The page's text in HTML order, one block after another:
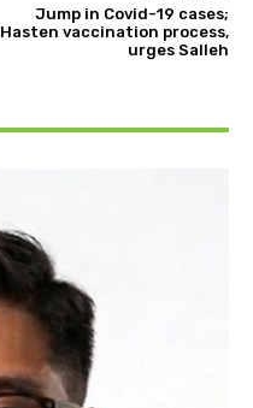
Jump in Covid-19 cases;
Hasten vaccination process,
urges Salleh